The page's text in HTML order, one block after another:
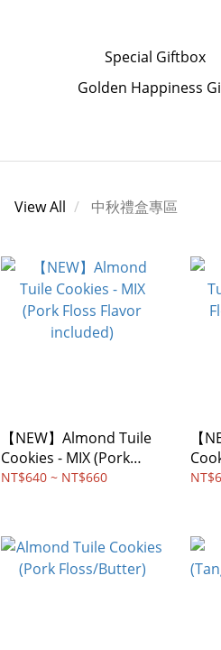
Special Giftbox
Golden Happiness
View All 中秋禮盒專區
【NEW】Almond Tuile
Cookies - MIX (Pork
Floss Flavor included)
NT$640 ~ NT$660
【